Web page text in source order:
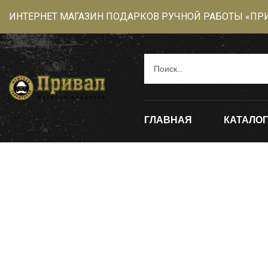
ИНТЕРНЕТ МАГАЗИН ПОДАРКОВ РУЧНОЙ РАБОТЫ
ГЛАВНАЯ КАТАЛОГ